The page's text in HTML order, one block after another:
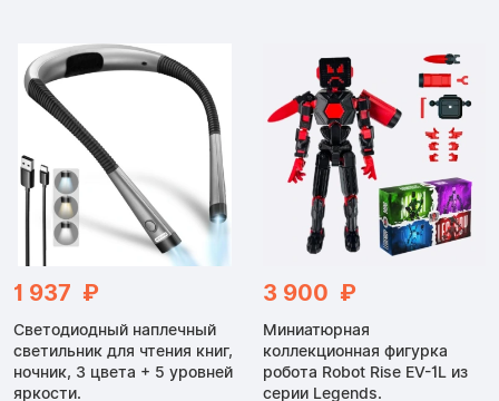
1 937 ₽
Светодиодный наплечный
светильник для чтения книг,
ночник, 3 цвета + 5 уровней
яркости.
3 900 ₽
Миниатюрная
коллекционная фигурка
робота Robot Rise EV-1L из
серии Legends.